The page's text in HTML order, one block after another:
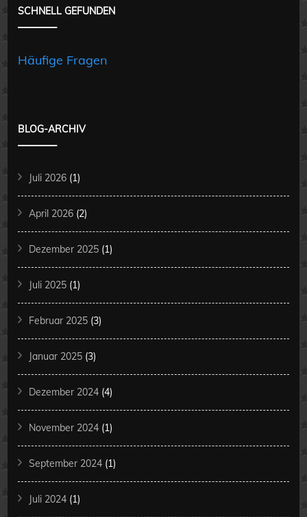
SCHNELL GEFUNDEN
Häufige Fragen
BLOG-ARCHIV
Juli 2026 (1)
April 2026 (2)
Dezember 2025 (1)
Juli 2025 (1)
Februar 2025 (3)
Januar 2025 (3)
Dezember 2024 (4)
November 2024 (1)
September 2024 (1)
Juli 2024 (1)